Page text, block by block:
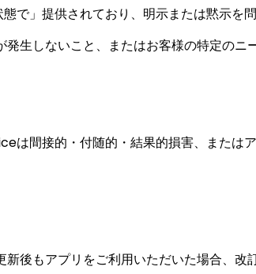
で」提供されており、明示または黙示を
生しないこと、またはお客様の特定のニ
は間接的・付随的・結果的損害、または
後もアプリをご利用いただいた場合、改